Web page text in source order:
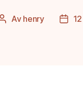
Inläggsförfattare
Av henry